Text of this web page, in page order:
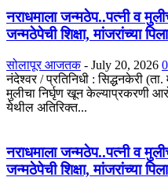
नराधमाला जन्मठेप..पत्नी व
जन्मठेपेची शिक्षा, मांजरांच्या
सोलापूर आजतक - July 20, 2026 0
नंदेश्वर / प्रतिनिधी : सिद्धनकेरी
मुलीचा निर्घृण खून केल्याप्रकरणी
येथील अतिरिक्त...
नराधमाला जन्मठेप..पत्नी व
जन्मठेपेची शिक्षा, मांजरांच्या